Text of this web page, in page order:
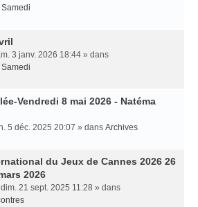
3 janv. 2026 18:44 » dans
Vendredi 8 mai 2026 - Natéma
5 déc. 2025 20:07 » dans Archives
du Jeux de Cannes 2026 26
2026
21 sept. 2025 11:28 » dans